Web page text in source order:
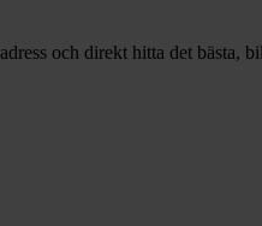
och direkt hitta det bästa,